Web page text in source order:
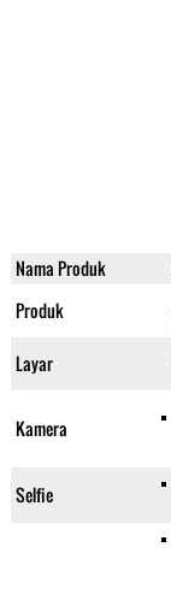
Nama Produk
Produk
Layar
Kamera
Selfie